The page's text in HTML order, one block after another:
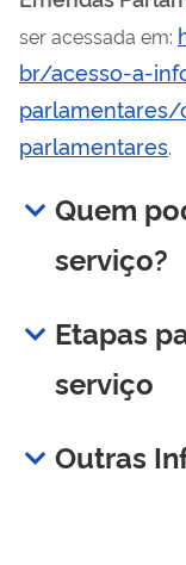
ser acessada em:
br/acesso-a-
parlamentares.
Quem
serviço?
Etapas
serviço
Outras